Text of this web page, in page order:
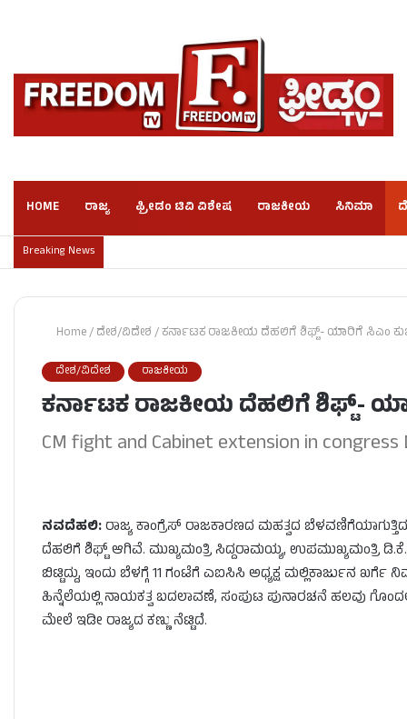
HOME ರಾಜ್ಯ ಫ್ರೀಡಂ ಟಿವಿ ವಿಶೇಷ ರಾಜಕೀಯ ಸಿನಿಮಾ
Breaking News
Home/ದೇಶ/ವಿದೇಶ/ಕರ್ನಾಟಕ ರಾಜಕೀಯ ದೆಹಲಿಗೆ ಶಿಫ್ಟ್- ಯಾರಿಗೆ ಸಿಎಂ
ದೇಶ/ವಿದೇಶ ರಾಜಕೀಯ
ಕರ್ನಾಟಕ ರಾಜಕೀಯ ದೆಹಲಿಗೆ ಶಿಫ್ಟ್-
CM fight and Cabinet extension in
ನವದೆಹಲಿ:ರಾಜ್ಯ ಕಾಂಗ್ರೆಸ್ ರಾಜಕಾರಣದ ಮಹತ್ವದ
ದೆಹಲಿಗೆ ಶಿಫ್ಟ್ ಆಗಿವೆ. ಮುಖ್ಯಮಂತ್ರಿ ಸಿದ್ದರಾಮಯ್ಯ, ಉಪಮುಖ್ಯಮಂತ್ರಿ
ಬಿಟ್ಟಿದ್ದು, ಇಂದು ಬೆಳಗ್ಗೆ 11 ಗಂಟೆಗೆ ಎಐಸಿಸಿ ಅಧ್ಯಕ್ಷ ಮಲ್ಲಿಕಾರ್ಜುನ
ಹಿನ್ನೆಲೆಯಲ್ಲಿ ನಾಯಕತ್ವ ಬದಲಾವಣೆ, ಸಂಪುಟ ಪುನಾರಚನೆ ಹಲವು
ಮೇಲೆ ಇಡೀ ರಾಜ್ಯದ ಕಣ್ಣು ನೆಟ್ಟಿದೆ.